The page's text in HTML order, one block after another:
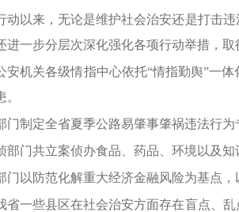
动以来，无论是维护社会治安还是打击
进一步分层次深化强化各项行动举措，
安机关各级情指中心依托“情指勤舆”一
门制定全省夏季公路易肇事肇祸违法行
部门共立案侦办食品、药品、环境以及
门以防范化解重大经济金融风险为基点
省一些县区在社会治安方面存在盲点、